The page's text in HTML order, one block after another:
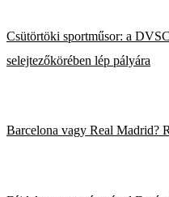
Csütörtöki sportműsor: a
selejtezőkörében lép pályára
Barcelona vagy Real Madrid?